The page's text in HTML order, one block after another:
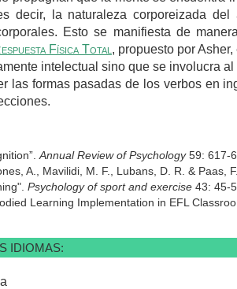
decir, la naturaleza corporeizada
Esto se manifiesta de
Física Total , propuesto por
intelectual sino que se involucra
las formas pasadas de los verbos en
Annual Review of Psychology59: 617-
A., Mavilidi, M. F., Lubans, D. R. &
Psychology of sport and exercise 43: 45-
Learning Implementation in EFL
IDIOMAS: